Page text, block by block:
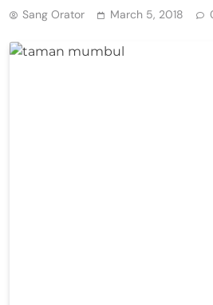
Sang Orator March 5, 2018